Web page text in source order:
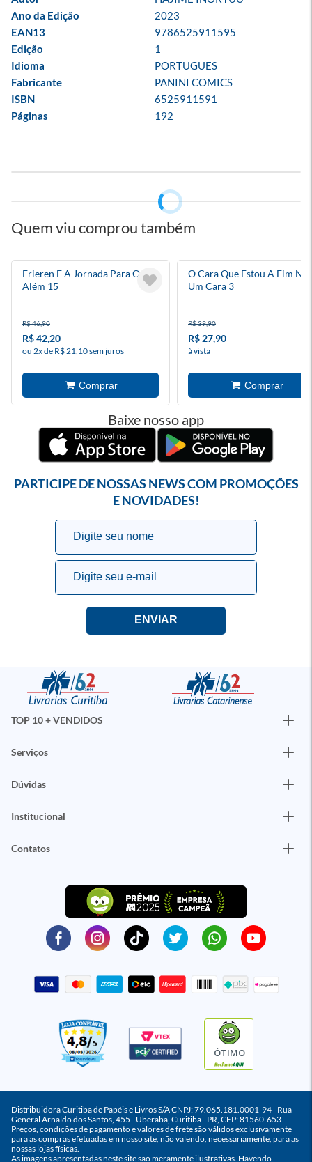
Ano da Edição
2023
EAN13
9786525911595
Edição
1
Idioma
PORTUGUES
Fabricante
PANINI COMICS
ISBN
6525911591
Páginas
192
Quem viu comprou também
Frieren E A Jornada Para O
Além 15
R$ 46,90
R$ 42,20
ou 2x de R$ 21,10 sem juros
O Cara Que Estou A Fim
Um Cara 3
R$ 39,90
R$ 27,90
à vista
Baixe nosso app
PARTICIPE DE NOSSAS NEWS COM PROMOÇÕES
E NOVIDADES!
TOP 10 + VENDIDOS
Serviços
Dúvidas
Institucional
Contatos
ÓTIMO
Distribuidora Curitiba de Papéis e Livros S/A CNPJ: 79.065.181.0001-94 - Rua
General Arnaldo dos Santos, 455 - Uberaba, Curitiba - PR, CEP: 81560-653
Preços, condições de pagamento e valores de frete são válidos exclusivamente
para as compras efetuadas em nosso site, não valendo, necessariamente, para as
nossas lojas físicas.
As imagens apresentadas neste site são meramente ilustrativas. Havendo